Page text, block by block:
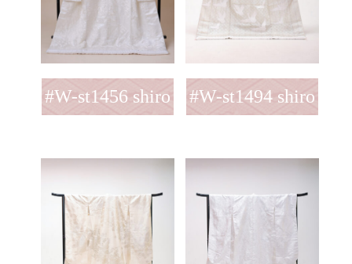
#W-st1456 shiro #W-st1494 shiro